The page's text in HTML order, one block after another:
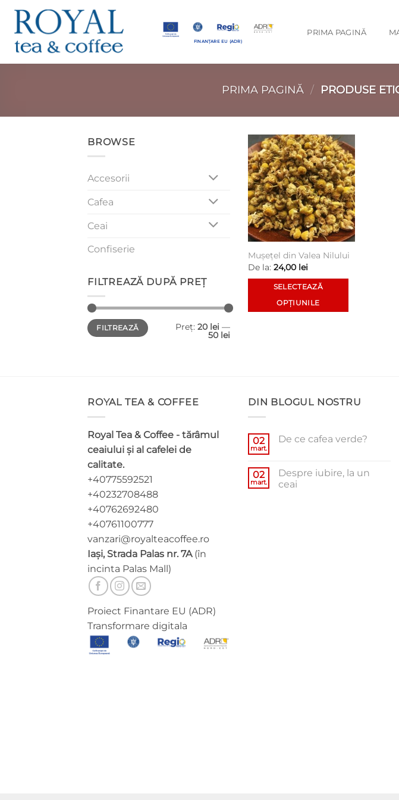
Skip
content
FINANȚARE EU (ADR)
PRIMA PAGINĂ
PRIMA PAGINĂ / PRODUSE
BROWSE
Accesorii
Cafea
Ceai
Confiserie
FILTREAZĂ DUPĂ PREȚ
Preț
minim
Preț
maxim
FILTREAZĂ Preț: 20 lei —
50 lei
Add to
wishlist
Mușețel din Valea Nilului
De la: 24,00 lei
SELECTEAZĂ
OPȚIUNILE
Opțiunile
pot
alese
în
pagina
produsului.
ROYAL TEA & COFFEE
Royal Tea & Coffee - tărâmul
ceaiului și al cafelei de
calitate.
+40775592521
+40232708488
+40762692480
+40761100777
vanzari@royalteacoffee.ro
Iași, Strada Palas nr. 7A(în
incinta Palas Mall)
Proiect Finantare EU (ADR)
Transformare digitala
DIN BLOGUL NOSTRU
02
mart.
De ce cafea verde?
De
ce
cafea
02
mart.
Despre iubire, la un
ceai